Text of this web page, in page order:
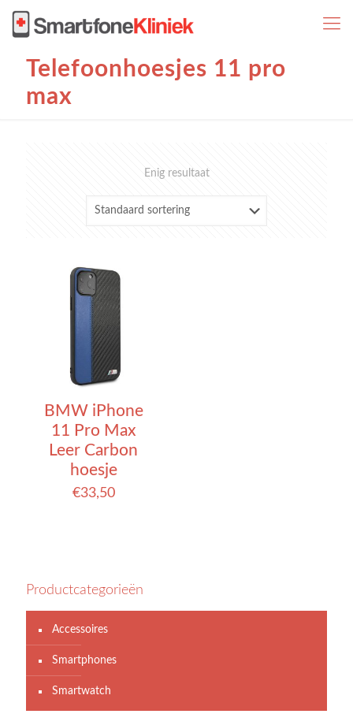
Telefoonhoesjes 11 pro
max
Enig resultaat
BMW iPhone
11 Pro Max
Leer Carbon
hoesje
€33,50
Productcategorieën
Accessoires
Smartphones
Smartwatch